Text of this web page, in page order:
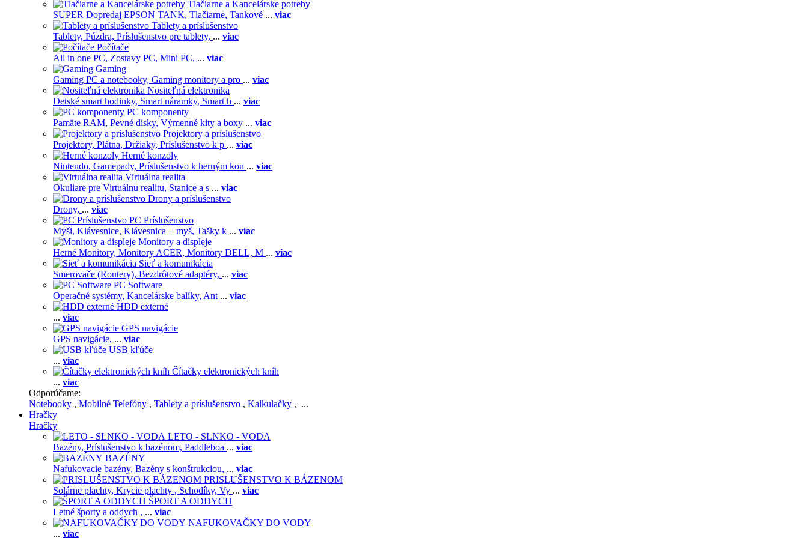
Tlačiarne a Kancelárske potreby
SUPER Dopredaj EPSON TANK, Tlačiarne, Tankové ... viac
Tablety a príslušenstvo
Tablety, Púzdra, Príslušenstvo pre tablety, ... viac
Počítače
All in one PC, Zostavy PC, Mini PC, ... viac
Gaming
Gaming PC a notebooky, Gaming monitory a pro ... viac
Nositeľná elektronika
Detské smart hodinky, Smart náramky, Smart h ... viac
PC komponenty
Pamäte RAM, Pevné disky, Výmenné kity a boxy ... viac
Projektory a príslušenstvo
Projektory, Plátna, Držiaky, Príslušenstvo k p ... viac
Herné konzoly
Nintendo, Gamepady, Príslušenstvo k herným kon ... viac
Virtuálna realita
Okuliare pre Virtuálnu realitu, Stanice a s ... viac
Drony a príslušenstvo
Drony, ... viac
PC Príslušenstvo
Myši, Klávesnice, Klávesnica + myš, Tašky k ... viac
Monitory a displeje
Herné Monitory, Monitory ACER, Monitory DELL, M ... viac
Sieť a komunikácia
Smerovače (Routery), Bezdrôtové adaptéry, ... viac
PC Software
Operačné systémy, Kancelárske balíky, Ant ... viac
HDD externé
... viac
GPS navigácie
GPS navigácie, ... viac
USB kľúče
... viac
Čítačky elektronických kníh
... viac
Odporúčame:
Notebooky , Mobilné Telefóny , Tablety a príslušenstvo , Kalkulačky , ...
Hračky
Hračky
LETO - SLNKO - VODA
Bazény, Príslušenstvo k bazénom, Paddleboa ... viac
BAZÉNY
Nafukovacie bazény, Bazény s konštrukciou, ... viac
PRISLUŠENSTVO K BÁZENOM
Solárne plachty, Krycie plachty , Schodíky, Vy ... viac
ŠPORT A ODDYCH
Letné športy a oddych , ... viac
NAFUKOVAČKY DO VODY
... viac